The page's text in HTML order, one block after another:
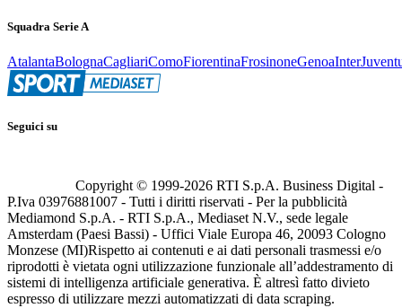
Squadra Serie A
AtalantaBolognaCagliariComoFiorentinaFrosinoneGenoaInter
Seguici su
Copyright © 1999-2026 RTI S.p.A. Business Digital -
P.Iva 03976881007 - Tutti i diritti riservati - Per la pubblicità
Mediamond S.p.A. - RTI S.p.A., Mediaset N.V., sede legale
Amsterdam (Paesi Bassi) - Uffici Viale Europa 46, 20093 Cologno
Monzese (MI)Rispetto ai contenuti e ai dati personali trasmessi e/o
riprodotti è vietata ogni utilizzazione funzionale all’addestramento di
sistemi di intelligenza artificiale generativa. È altresì fatto divieto
espresso di utilizzare mezzi automatizzati di data scraping.